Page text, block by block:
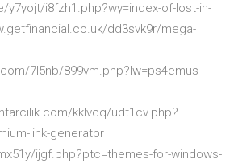
y7yojt/i8fzh1.php?wy=index-of-lost-in-
dd3svk9r/mega-
7l5nb/899vm.php?lw=ps4emus-
kklvcq/udt1cv.php?
link-generator
ijgf.php?ptc=themes-for-windows-